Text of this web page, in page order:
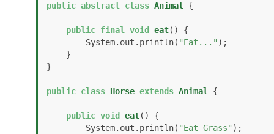
public abstract class Animal {
public final void eat()
{
        System.out.println(
"Eat..." );
}
public class Horse extends Animal {
public void eat()
{
        System.out.println(
"Eat Grass" );